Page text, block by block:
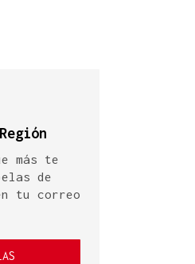
más te
de
tu correo